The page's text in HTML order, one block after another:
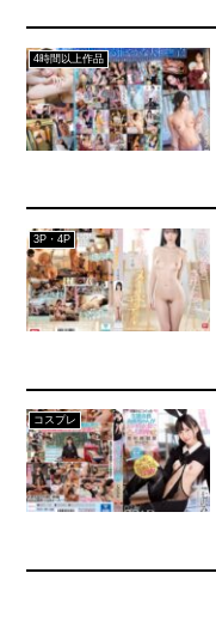
4時間以上作品
3P・4P
コスプレ